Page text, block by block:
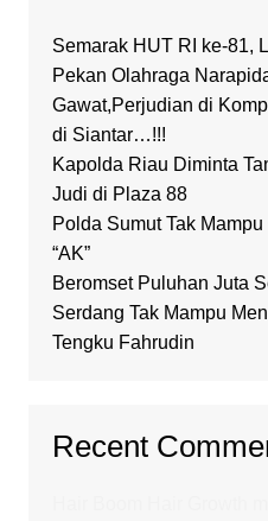
Semarak HUT RI ke-81,
Pekan Olahraga
Gawat,Perjudian di
di Siantar…!!!
Kapolda Riau Diminta
Judi di Plaza 88
Polda Sumut Tak
“AK”
Beromset Puluhan Juta
Serdang Tak Mampu
Tengku Fahrudin
Recent